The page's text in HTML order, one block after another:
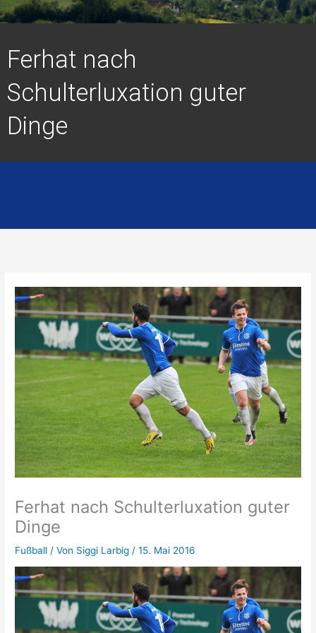
Ferhat nach
Schulterluxation guter
Dinge
Ferhat nach Schulterluxation guter
Dinge
Fußball / Von Siggi Larbig /15. Mai 2016